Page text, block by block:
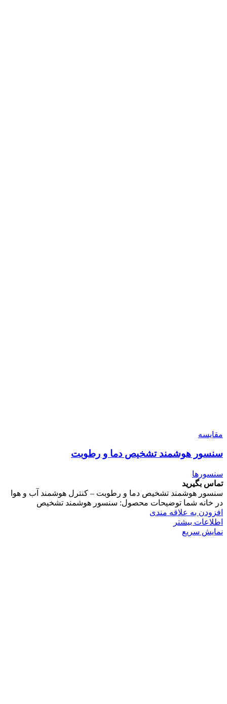
مقایسه
سنسور هوشمند تشخیص دما و رطوبت
سنسورها
تماس بگیرید
سنسور هوشمند تشخیص دما و رطوبت – کنترل هوشمند آب و هوا
در خانه شما توضیحات محصول: سنسور هوشمند تشخیص
افزودن به علاقه مندی
اطلاعات بیشتر
نمایش سریع